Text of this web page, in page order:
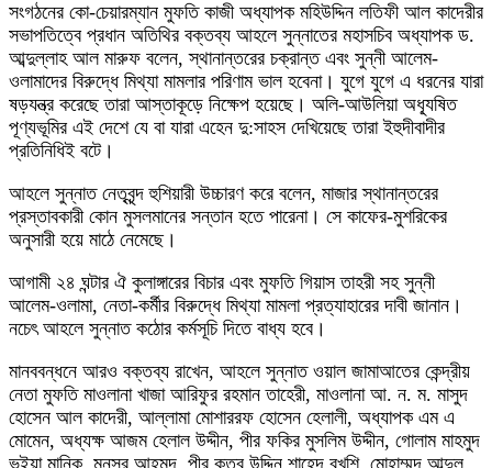
সংগঠনের কো-চেয়ারম্যান মুফতি কাজী অধ্যাপক মহিউদ্দিন লতিফী আল কাদেরীর
সভাপতিত্বে প্রধান অতিথির বক্তব্য আহলে সুন্নাতের মহাসচিব অধ্যাপক ড.
আব্দুল্লাহ আল মারুফ বলেন, স্থানান্তরের চক্রান্ত এবং সুন্নী আলেম-
ওলামাদের বিরুদ্ধে মিথ্যা মামলার পরিণাম ভাল হবেনা। যুগে যুগে এ ধরনের যারা
ষড়যন্ত্র করেছে তারা আস্তাকূড়ে নিক্ষেপ হয়েছে। অলি-আউলিয়া অধ্যূষিত
পূণ্যভূমির এই দেশে যে বা যারা এহেন দু:সাহস দেখিয়েছে তারা ইহুদীবাদীর
প্রতিনিধিই বটে।
আহলে সুন্নাত নেতৃবৃন্দ হুশিয়ারী উচ্চারণ করে বলেন, মাজার স্থানান্তরের
প্রস্তাবকারী কোন মুসলমানের সন্তান হতে পারেনা। সে কাফের-মুশরিকের
অনুসারী হয়ে মাঠে নেমেছে।
আগামী ২৪ ঘন্টার ঐ কুলাঙ্গারের বিচার এবং মুফতি গিয়াস তাহরী সহ সুন্নী
আলেম-ওলামা, নেতা-কর্মীর বিরুদ্ধে মিথ্যা মামলা প্রত্যাহারের দাবী জানান।
নচেৎ আহলে সুন্নাত কঠোর কর্মসূচি দিতে বাধ্য হবে।
মানববন্ধনে আরও বক্তব্য রাখেন, আহলে সুন্নাত ওয়াল জামাআতের কেন্দ্রীয়
নেতা মুফতি মাওলানা খাজা আরিফুর রহমান তাহেরী, মাওলানা আ. ন. ম. মাসুদ
হোসেন আল কাদেরী, আল্লামা মোশাররফ হোসেন হেলালী, অধ্যাপক এম এ
মোমেন, অধ্যক্ষ আজম হেলাল উদ্দীন, পীর ফকির মুসলিম উদ্দীন, গোলাম মাহমুদ